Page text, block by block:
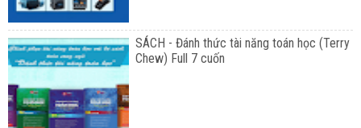
SÁCH - Đánh thức tài năng toán học (Terry
Chew) Full 7 cuốn